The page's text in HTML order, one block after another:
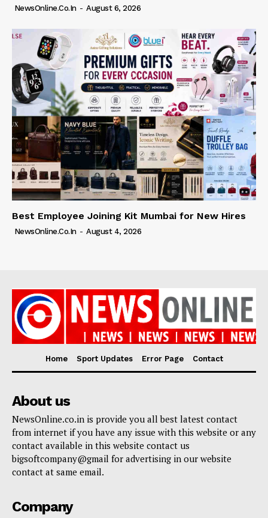
NewsOnline.co.in - August 6, 2026
Best Employee Joining Kit Mumbai for New Hires
NewsOnline.co.in - August 4, 2026
Home Sport Updates Error Page Contact
About us
NewsOnline.co.in is provide you all best latest contact
from internet if you have any issue with this website or any
contact available in this website contact us
bigsoftcompany@gmail for advertising in our website
contact at same email.
Company